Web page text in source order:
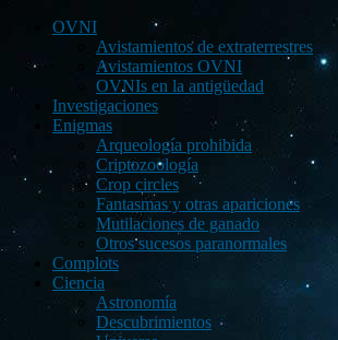
OVNI
Avistamientos de extraterrestres
Avistamientos OVNI
OVNIs en la antigüedad
Investigaciones
Enigmas
Arqueología prohibida
Criptozoología
Crop circles
Fantasmas y otras apariciones
Mutilaciones de ganado
Otros sucesos paranormales
Complots
Ciencia
Astronomía
Descubrimientos